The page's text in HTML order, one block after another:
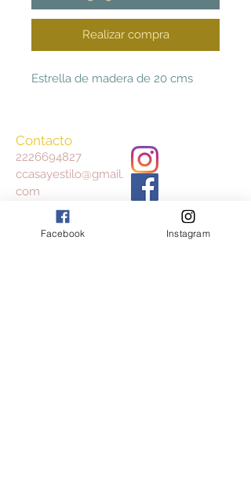
Realizar compra
Estrella de madera de 20 cms
Contacto
2226694827
ccasayestilo@gmail.
com
Facebook Instagram